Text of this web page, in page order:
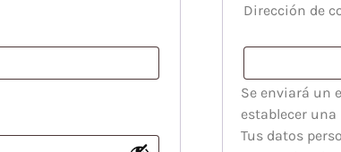
Dirección de
Se enviará un
establecer
Tus datos